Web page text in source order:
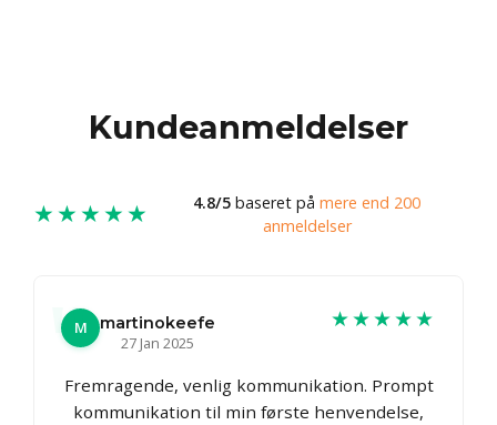
Kundeanmeldelser
★★★★★ 4.8/5 baseret på mere end 200
anmeldelser
M
martinokeefe
27 Jan 2025
★★★★★
Fremragende, venlig kommunikation. Prompt
kommunikation til min første henvendelse,